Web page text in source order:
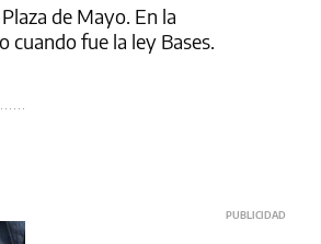
de Mayo. En la
cuando fue la ley Bases.